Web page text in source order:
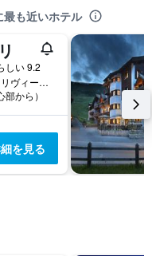
最も近いホテル
しい 9.2
Via Saroch 569, リヴィーニョ, ソンドリオ県, イタリア
から）
を見る